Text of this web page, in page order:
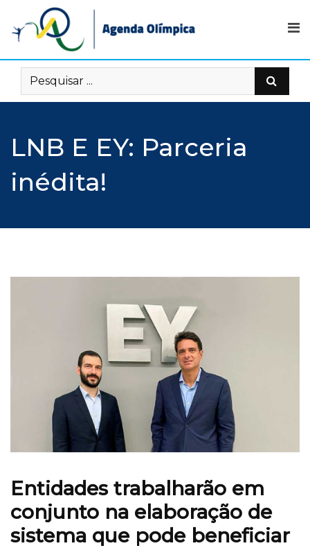
content
LNB E EY: Parceria
inédita!
Entidades trabalharão em
conjunto na elaboração de
sistema que pode beneficiar